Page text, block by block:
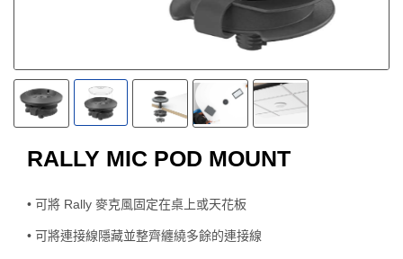
RALLY MIC POD MOUNT
• 可將 Rally 麥克風固定在桌上或天花板
• 可將連接線隱藏並整齊纏繞多餘的連接線